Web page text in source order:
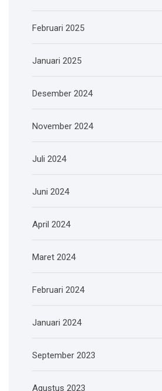
Februari 2025
Januari 2025
Desember 2024
November 2024
Juli 2024
Juni 2024
April 2024
Maret 2024
Februari 2024
Januari 2024
September 2023
Agustus 2023